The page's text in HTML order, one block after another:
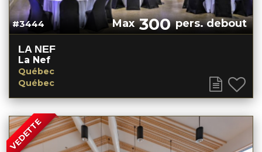
#3444 Max300pers. debout
LA NEF
La Nef
Québec
Québec
VEDETTE